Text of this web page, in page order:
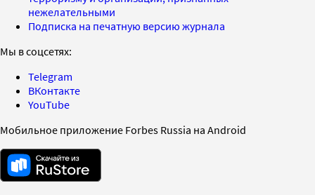
нежелательными
Подписка на печатную версию журнала
Мы в соцсетях:
Telegram
ВКонтакте
YouTube
Мобильное приложение Forbes Russia на Android